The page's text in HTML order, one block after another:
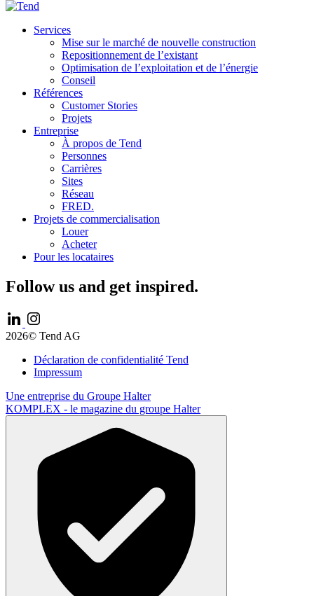
Services
Mise sur le marché de nouvelle construction
Repositionnement de l’existant
Optimisation de l’exploitation et de l’énergie
Conseil
Références
Customer Stories
Projets
Entreprise
À propos de Tend
Personnes
Carrières
Sites
Réseau
FRED.
Projets de commercialisation
Louer
Acheter
Pour les locataires
Follow us and get inspired.
2026© Tend AG
Déclaration de confidentialité Tend
Impressum
Une entreprise du Groupe Halter
KOMPLEX - le magazine du groupe Halter